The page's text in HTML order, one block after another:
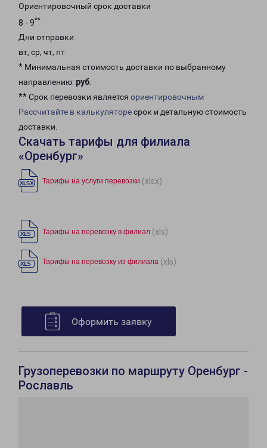
Ориентировочный срок доставки
8 - 9**
Дни отправки
вт, ср, чт, пт
* Минимальная стоимость доставки по выбранному
направлению: руб.
** Срок перевозки является ориентировочным
Рассчитайте в калькуляторесрок и детальную стоимость
доставки.
Скачать тарифы для филиала
«Оренбург»
Тарифы на услуги перевозки (xlsx)
Тарифы на перевозку в филиал (xls)
Тарифы на перевозку из филиала (xls)
Оформить заявку
Грузоперевозки по маршруту Оренбург -
Рославль